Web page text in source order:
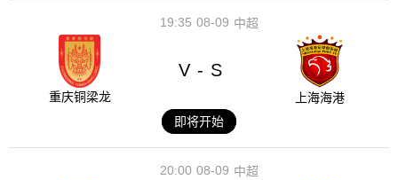
08-09
19:35 中超
重庆铜梁龙
V - S
上海海港
即将开始
08-09
20:00 中超